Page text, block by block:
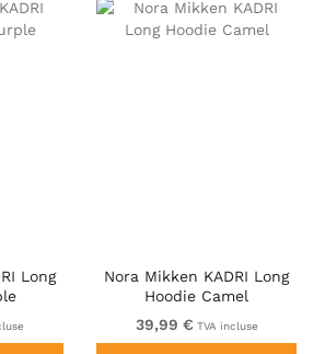
Long
Nora Mikken KADRI Long
Hoodie Camel
39,99 € TVA incluse